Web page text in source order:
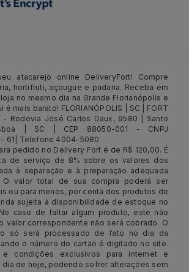
atacarejo online DeliveryFort! Compre
hortifruti, açougue e padaria. Receba em
no mesmo dia na Grande Florianópolis e
é mais barato! FLORIANÓPOLIS | SC | FORT
- Rodovia José Carlos Daux, 9580 | Santo
| SC | CEP 88050-001 - CNPJ
61| Telefone 4004-5080
pedido no Delivery Fort é de R$ 120,00. É
de serviço de 8% sobre os valores dos
à separação e à preparação adequada
valor total de sua compra poderá ser
ou para menos, por conta dos produtos de
sujeita à disponibilidade de estoque no
caso de faltar algum produto, este não
valor correspondente não será cobrado. O
só será processado de fato no dia da
o número do cartão é digitado no site.
e condições exclusivos para internet e
dia de hoje, podendo sofrer alterações sem